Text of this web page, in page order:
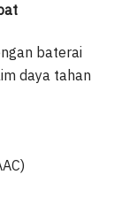
baterai
daya tahan